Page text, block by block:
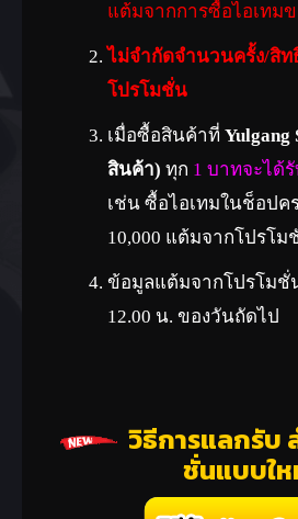
แต้มจากการซื้อไอเทม
ไม่จำกัดจำนวนครั้ง/สิท
โปรโมชั่น
เมื่อซื้อสินค้าที่ Yulgang
สินค้า) ทุก 1 บาทจะได้
เช่น ซื้อไอเทมในช็อปค
10,000 แต้มจากโปรโม
ข้อมูลแต้มจากโปรโมชั่
12.00 น. ของวันถัดไป
วิธีการแลกรับ
ชั่นแบบใ